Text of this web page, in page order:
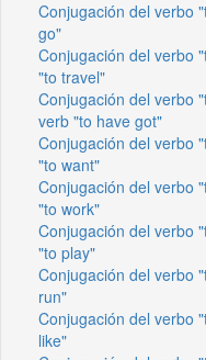
Conjugación del verbo
go"
Conjugación del verbo
"to travel"
Conjugación del verbo
verb "to have got"
Conjugación del verbo
"to want"
Conjugación del verbo
"to work"
Conjugación del verbo
"to play"
Conjugación del verbo
run"
Conjugación del verbo
like"